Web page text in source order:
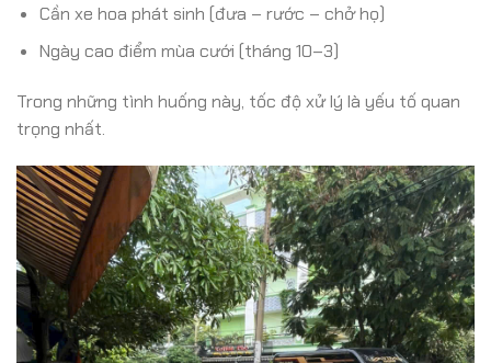
Cần xe hoa phát sinh (đưa – rước – chở họ)
Ngày cao điểm mùa cưới (tháng 10–3)
Trong những tình huống này, tốc độ xử lý là yếu tố quan
trọng nhất.